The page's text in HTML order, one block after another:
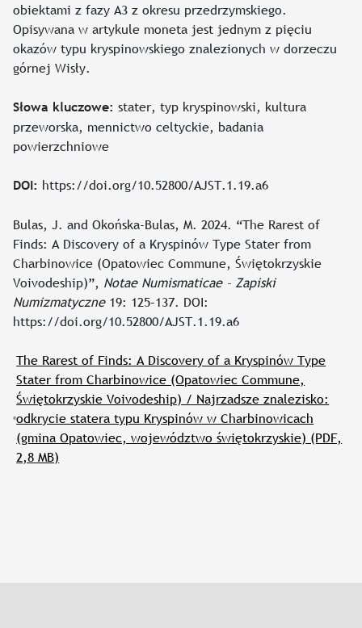
obiektami z fazy A3 z okresu przedrzymskiego.
Opisywana w artykule moneta jest jednym z pięciu
okazów typu kryspinowskiego znalezionych w dorzeczu
górnej Wisły.
Słowa kluczowe: stater, typ kryspinowski, kultura
przeworska, mennictwo celtyckie, badania
powierzchniowe
DOI: https://doi.org/10.52800/AJST.1.19.a6
Bulas, J. and Okońska-Bulas, M. 2024. “The Rarest of
Finds: A Discovery of a Kryspinów Type Stater from
Charbinowice (Opatowiec Commune, Świętokrzyskie
Voivodeship)”, Notae Numismaticae – Zapiski
Numizmatyczne19: 125–137. DOI:
https://doi.org/10.52800/AJST.1.19.a6
The Rarest of Finds: A Discovery of a Kryspinów Type
Stater from Charbinowice (Opatowiec Commune,
Świętokrzyskie Voivodeship) / Najrzadsze znalezisko:
odkrycie statera typu Kryspinów w Charbinowicach
(gmina Opatowiec, województwo świętokrzyskie) (PDF,
2,8 MB)